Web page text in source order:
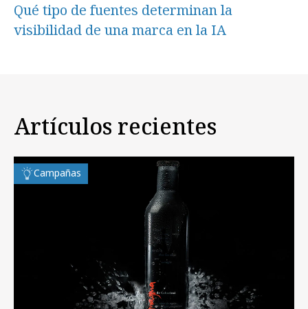
Qué tipo de fuentes determinan la
visibilidad de una marca en la IA
Artículos recientes
Campañas